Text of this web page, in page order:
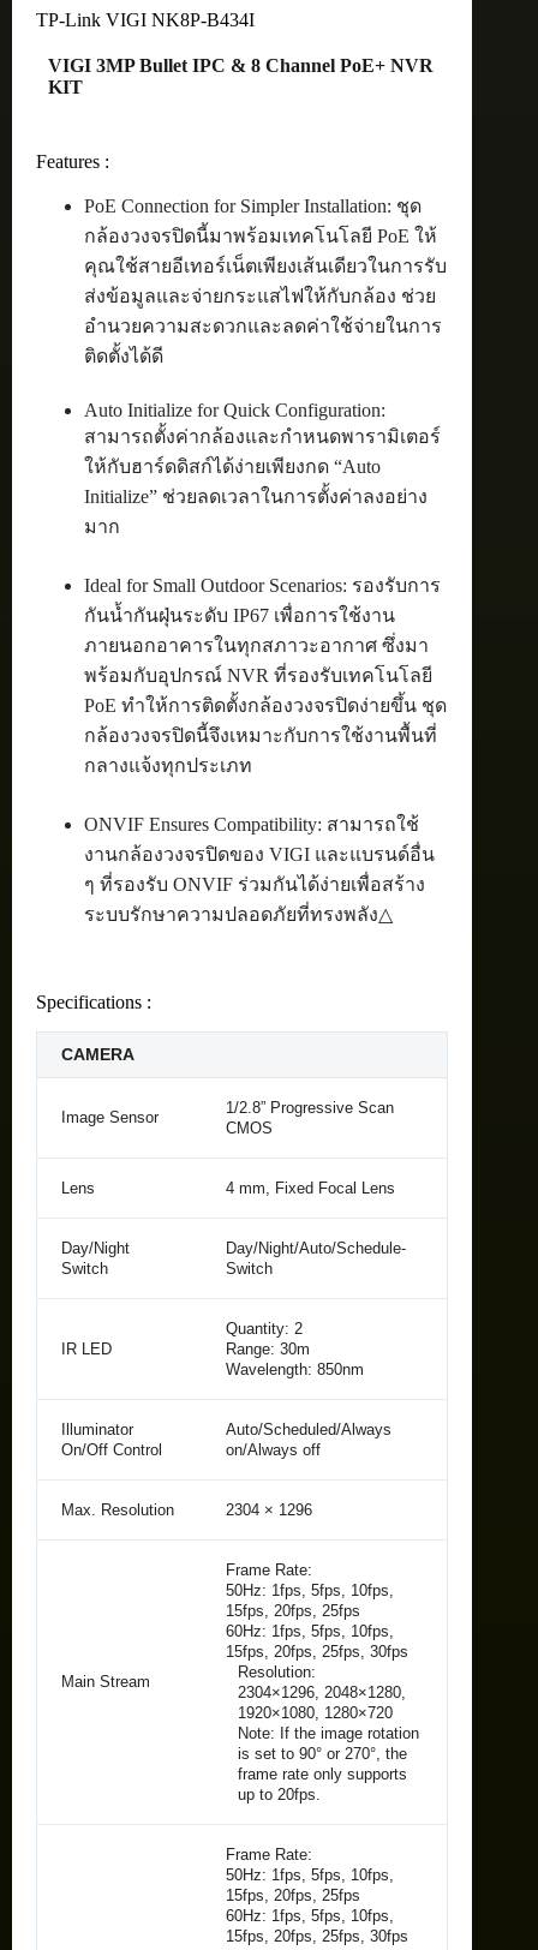
TP-Link VIGI NK8P-B434I
VIGI 3MP Bullet IPC & 8 Channel PoE+ NVR
KIT
Features :
PoE Connection for Simpler Installation: ชุด
กล้องวงจรปิดนี้มาพร้อมเทคโนโลยี PoE ให้
คุณใช้สายอีเทอร์เน็ตเพียงเส้นเดียวในการรับ
ส่งข้อมูลและจ่ายกระแสไฟให้กับกล้อง ช่วย
อำนวยความสะดวกและลดค่าใช้จ่ายในการ
ติดตั้งได้ดี
Auto Initialize for Quick Configuration:
สามารถตั้งค่ากล้องและกำหนดพารามิเตอร์
ให้กับฮาร์ดดิสก์ได้ง่ายเพียงกด “Auto
Initialize” ช่วยลดเวลาในการตั้งค่าลงอย่าง
มาก
Ideal for Small Outdoor Scenarios: รองรับการ
กันน้ำกันฝุ่นระดับ IP67 เพื่อการใช้งาน
ภายนอกอาคารในทุกสภาวะอากาศ ซึ่งมา
พร้อมกับอุปกรณ์ NVR ที่รองรับเทคโนโลยี
PoE ทำให้การติดตั้งกล้องวงจรปิดง่ายขึ้น ชุด
กล้องวงจรปิดนี้จึงเหมาะกับการใช้งานพื้นที่
กลางแจ้งทุกประเภท
ONVIF Ensures Compatibility: สามารถใช้
งานกล้องวงจรปิดของ VIGI และแบรนด์อื่น
ๆ ที่รองรับ ONVIF ร่วมกันได้ง่ายเพื่อสร้าง
ระบบรักษาความปลอดภัยที่ทรงพลัง△
Specifications :
CAMERA
Image Sensor
1/2.8” Progressive Scan
CMOS
Lens 4 mm, Fixed Focal Lens
Day/Night
Switch
Day/Night/Auto/Schedule-
Switch
IR LED
Quantity: 2
Range: 30m
Wavelength: 850nm
Illuminator
On/Off Control
Auto/Scheduled/Always
on/Always off
Max. Resolution 2304 × 1296
Main Stream
Frame Rate:
50Hz: 1fps, 5fps, 10fps,
15fps, 20fps, 25fps
60Hz: 1fps, 5fps, 10fps,
15fps, 20fps, 25fps, 30fps
Resolution:
2304×1296, 2048×1280,
1920×1080, 1280×720
Note: If the image rotation
is set to 90° or 270°, the
frame rate only supports
up to 20fps.
Frame Rate:
50Hz: 1fps, 5fps, 10fps,
15fps, 20fps, 25fps
60Hz: 1fps, 5fps, 10fps,
15fps, 20fps, 25fps, 30fps